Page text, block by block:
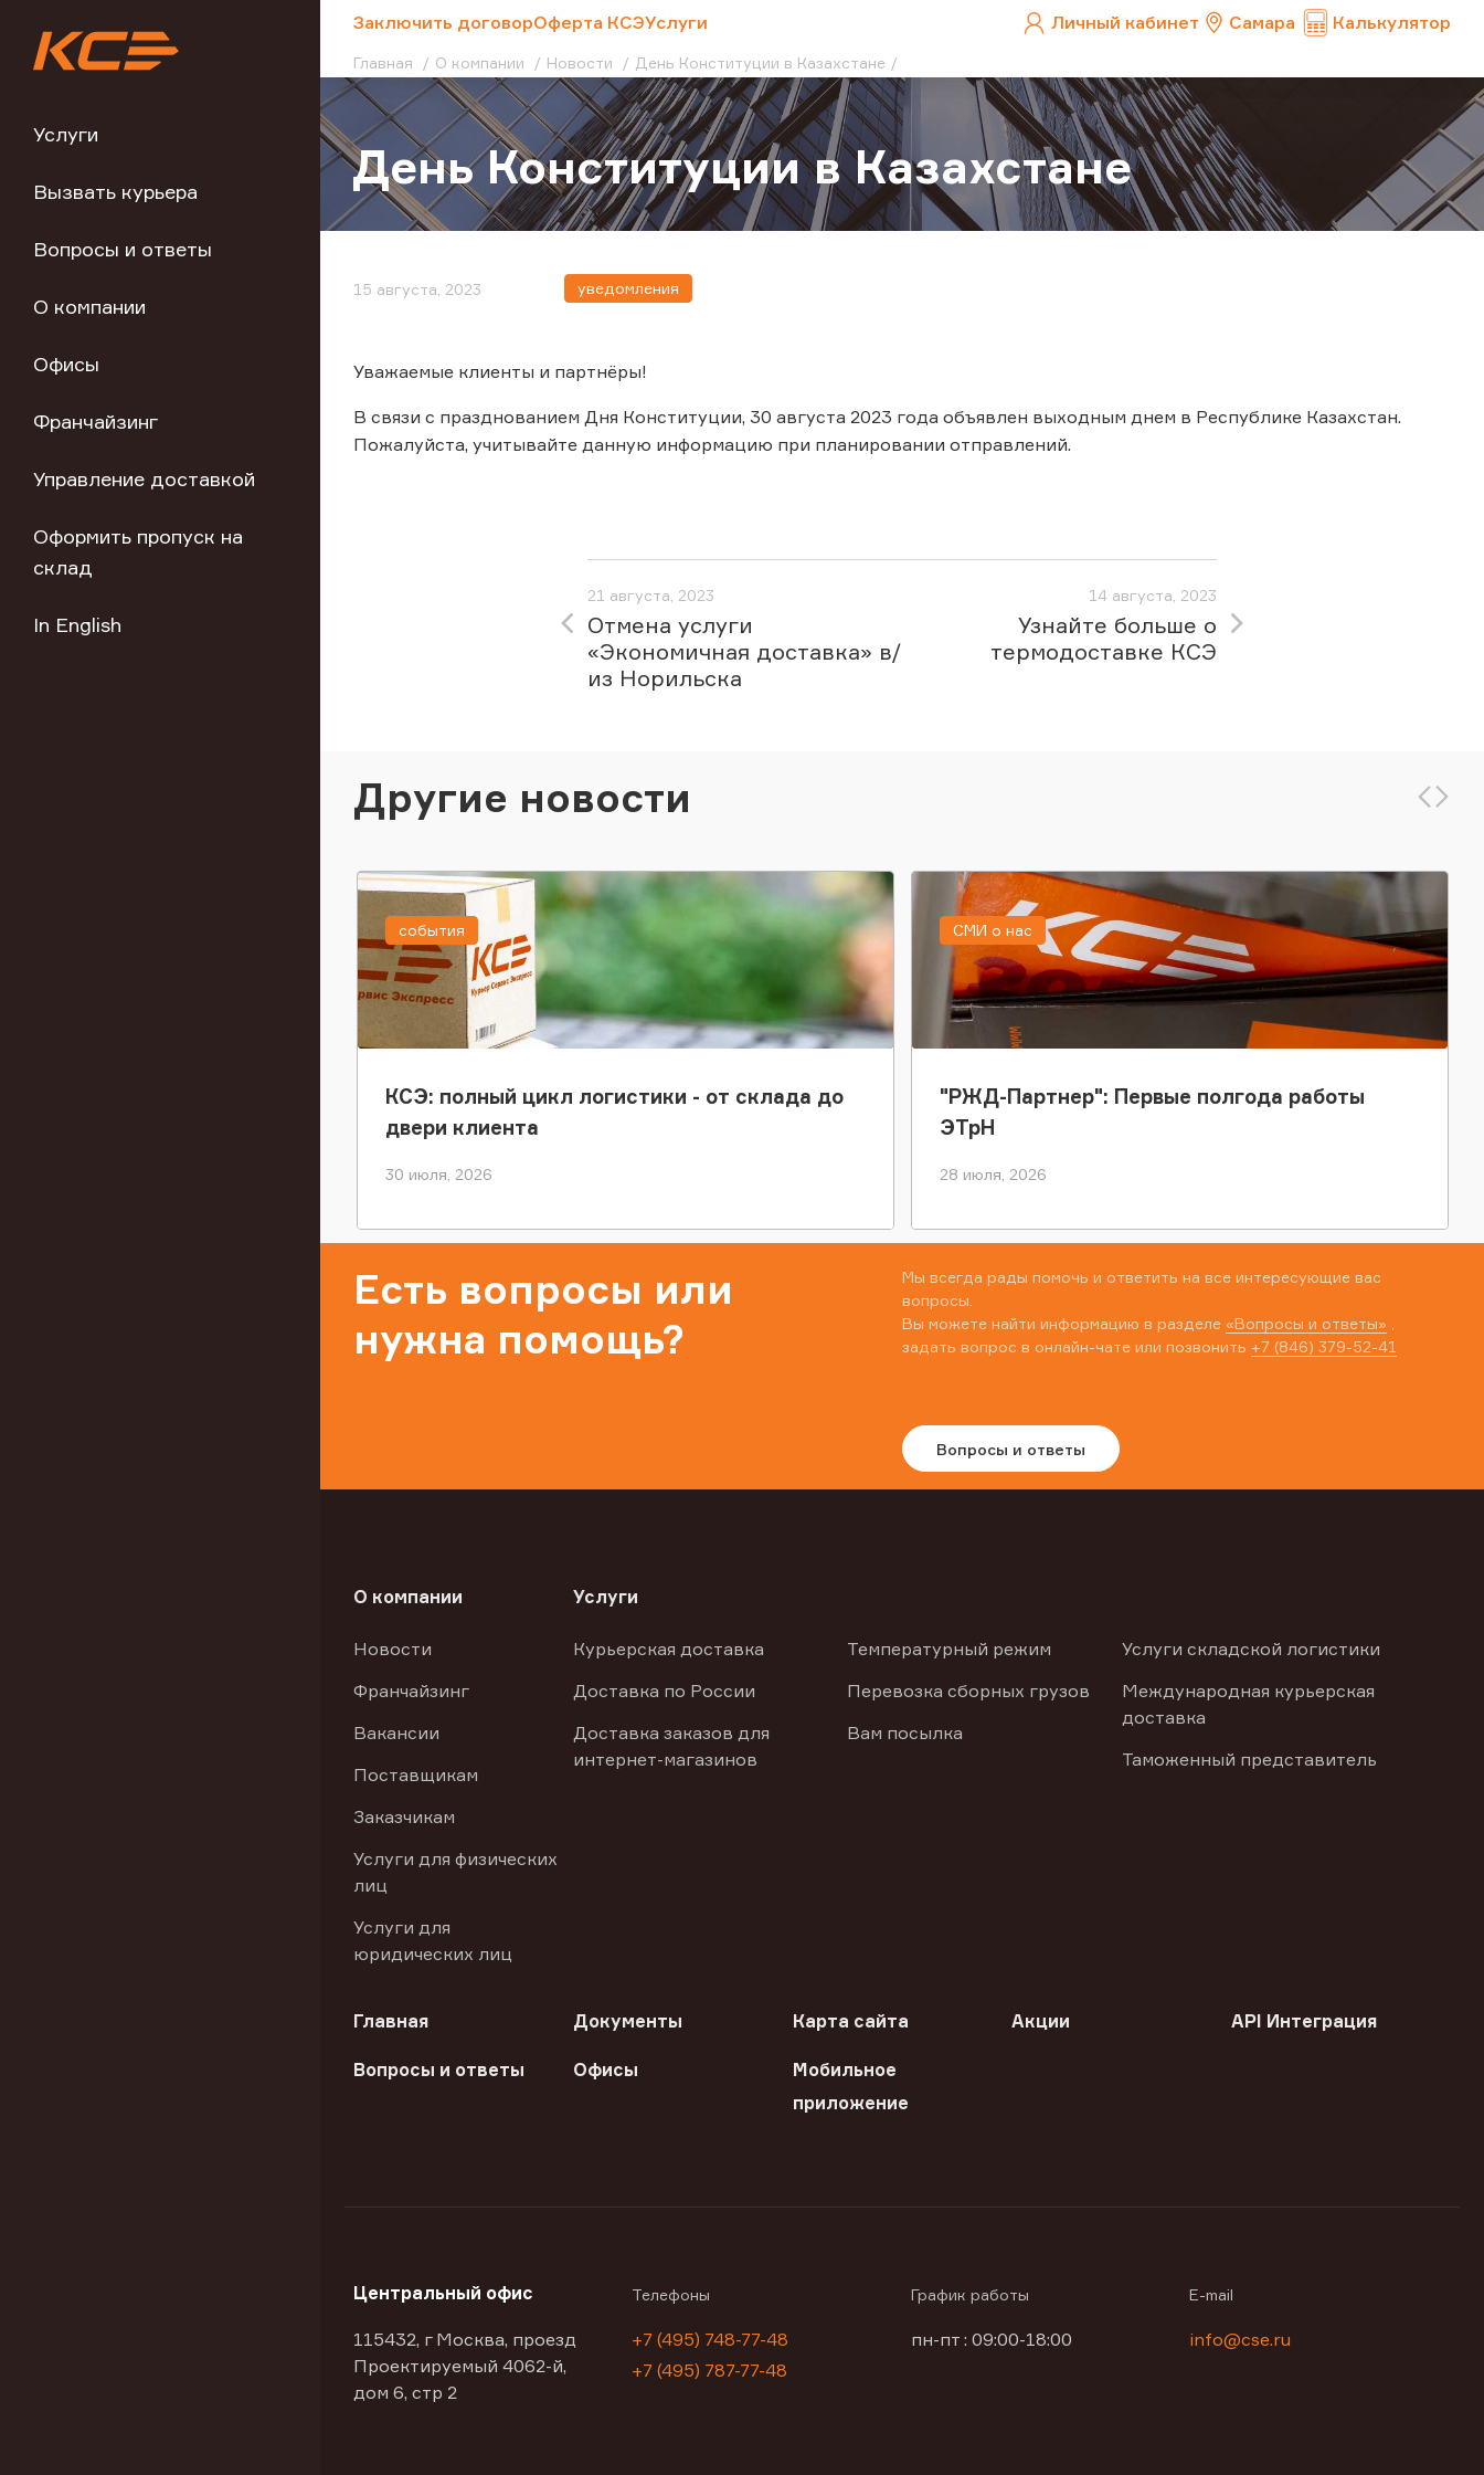
Услуги
Вызвать курьера
Вопросы и ответы
О компании
Офисы
Франчайзинг
Управление доставкой
Оформить пропуск на
склад
In English
Заключить договорОферта КСЭУслуги Личный кабинет Самара Калькулятор
Главная О компании Новости День Конституции в Казахстане
День Конституции в Казахстане
15 августа, 2023 уведомления
Уважаемые клиенты и партнёры!
В связи с празднованием Дня Конституции, 30 августа 2023 года объявлен выходным днем в Республике Казахстан.
Пожалуйста, учитывайте данную информацию при планировании отправлений.
21 августа, 2023
Отмена услуги
«Экономичная доставка» в/
из Норильска
14 августа, 2023
Узнайте больше о
термодоставке КСЭ
Другие новости
КСЭ: полный цикл логистики - от склада до
двери клиента
30 июля, 2026
события
"РЖД-Партнер": Первые полгода работы
ЭТрН
28 июля, 2026
СМИ о нас
Есть вопросы или
нужна помощь?
Мы всегда рады помочь и ответить на все интересующие вас
вопросы.
Вы можете найти информацию в разделе «Вопросы и ответы»
задать вопрос в онлайн-чате или позвонить +7 (846) 379-52-41
Вопросы и ответы
О компании
Новости
Франчайзинг
Вакансии
Поставщикам
Заказчикам
Услуги для физических
лиц
Услуги для
юридических лиц
Услуги
Курьерская доставка
Доставка по России
Доставка заказов для
интернет-магазинов
Температурный режим
Перевозка сборных грузов
Вам посылка
Услуги складской логистики
Международная курьерская
доставка
Таможенный представитель
Главная Документы Карта сайта Акции API Интеграция
Вопросы и ответы Офисы
Мобильное
приложение
Центральный офис
115432, г Москва, проезд
Проектируемый 4062-й,
дом 6, стр 2
Телефоны
+7 (495) 748-77-48
+7 (495) 787-77-48
График работы
пн-пт : 09:00-18:00
E-mail
info@cse.ru